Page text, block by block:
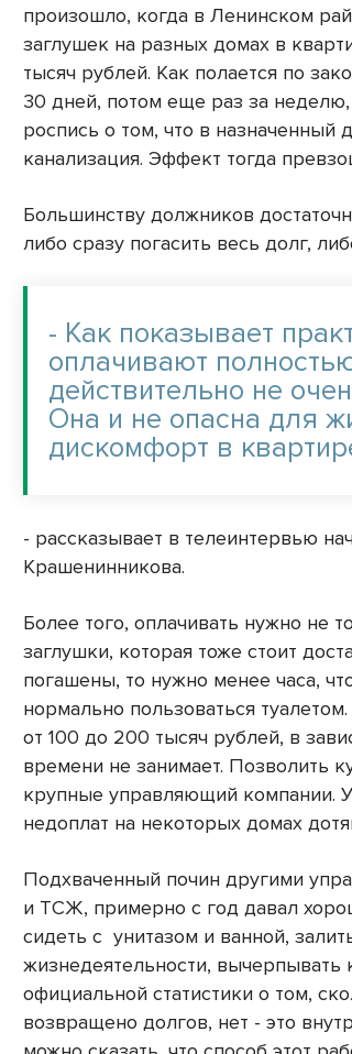
произошло, когда в Ленинском
заглушек на разных домах в
тысяч рублей. Как полается по
30 дней, потом еще раз за
роспись о том, что в назначенный
канализация. Эффект тогда
Большинству должников
либо сразу погасить весь долг,
- Как показывает
оплачивают
действительно не
Она и не опасна для
дискомфорт в
- рассказывает в телеинтервью
Крашенинникова.
Более того, оплачивать нужно не
заглушки, которая тоже стоит
погашены, то нужно менее часа,
нормально пользоваться
от 100 до 200 тысяч рублей, в
времени не занимает. Позволить
крупные управляющий компании.
недоплат на некоторых домах
Подхваченный почин другими
и ТСЖ, примерно с год давал
сидеть с унитазом и ванной,
жизнедеятельности,
официальной статистики о том,
возвращено долгов, нет - это